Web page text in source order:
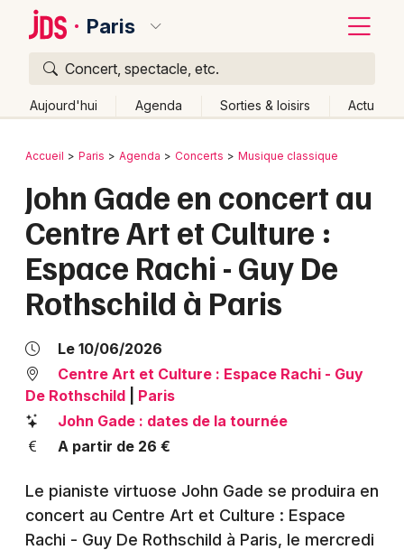
Paris
Concert, spectacle, etc.
Aujourd'hui Agenda Sorties & loisirs Actu
Publier un événement
Grands événements
Activité & Expérience
Manifestations
Foires & salons
Spectacles
Concerts
Bordeaux
Colmar
Lille
Lyon
Marseille
Mulhouse
Montpellier
Nantes
Nice
Paris
Retour
Accueil Paris Agenda Concerts Musique classique
John Gade en concert au
Centre Art et Culture :
Espace Rachi - Guy De
Rothschild à Paris
Le 10/06/2026
Centre Art et Culture : Espace Rachi - Guy
De Rothschild
Paris
John Gade : dates de la tournée
A partir de 26 €
Le pianiste virtuose John Gade se produira en
concert au Centre Art et Culture : Espace
Rachi - Guy De Rothschild à Paris, le mercredi
Quoi ?
Où ?
Près de moi
Changer de lieu
Quand ?
Effacer les dates
Aujourd'hui
Demain Ce week-end Autre